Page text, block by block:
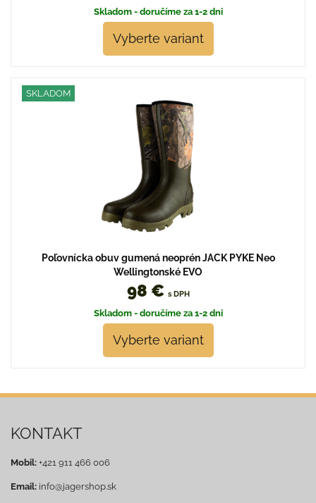
Skladom - doručíme za 1-2 dni
Vyberte variant
SKLADOM
Poľovnícka obuv gumená neoprén JACK PYKE Neo
Wellingtonské EVO
98 € s DPH
Skladom - doručíme za 1-2 dni
Vyberte variant
KONTAKT
Mobil: +421 911 466 006
Email: info@jagershop.sk